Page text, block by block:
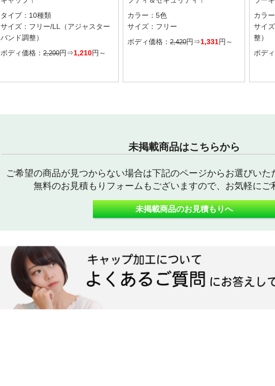
タイプ：10種類
サイズ：フリー/LL（アジャスター
バンド調整）
ボディ価格：2,200円⇒1,210円～
カラー：5色
サイズ：フリー
ボディ価格：2,420円⇒1,331円～
カラ
サイ
整）
ボデ
未掲載商品はこちらから
ご希望の商品が見つからない場合は下記のページからお選びいた
無料のお見積もりフォームもございますので、お気軽にご
未掲載商品のお見積もりへ